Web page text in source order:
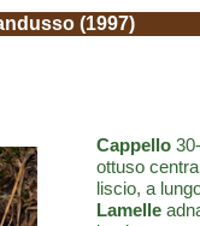
(1997)
Cappello
ottuso
liscio, a
Lamelle